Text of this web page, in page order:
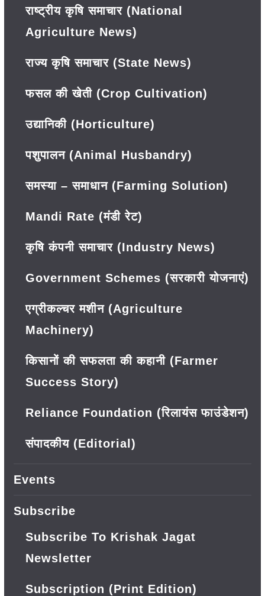
राष्ट्रीय कृषि समाचार (National
Agriculture News)
राज्य कृषि समाचार (State News)
फसल की खेती (Crop Cultivation)
उद्यानिकी (Horticulture)
पशुपालन (Animal Husbandry)
समस्या – समाधान (Farming Solution)
Mandi Rate (मंडी रेट)
कृषि कंपनी समाचार (Industry News)
Government Schemes (सरकारी योजनाएं)
एग्रीकल्चर मशीन (Agriculture
Machinery)
किसानों की सफलता की कहानी (Farmer
Success Story)
Reliance Foundation (रिलायंस फाउंडेशन)
संपादकीय (Editorial)
Events
Subscribe
Subscribe To Krishak Jagat
Newsletter
Subscription (Print Edition)